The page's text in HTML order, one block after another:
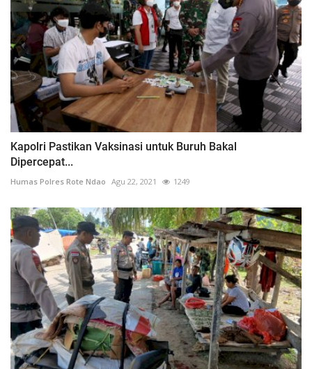
Kapolri Pastikan Vaksinasi untuk Buruh Bakal
Dipercepat...
Humas Polres Rote Ndao Agu 22, 2021 1249